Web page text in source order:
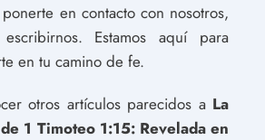
en contacto con nosotros,
Estamos aquí para
en tu camino de fe.
otros artículos parecidos a La
1 Timoteo 1:15: Revelada en